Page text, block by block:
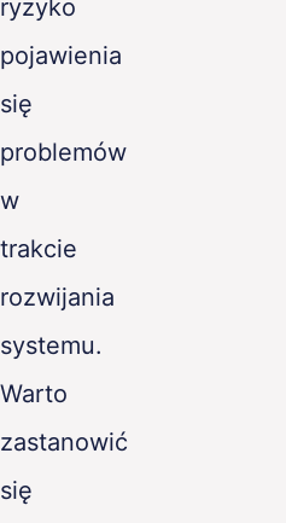
ryzyko
pojawienia
się
problemów
w
trakcie
rozwijania
systemu.
Warto
zastanowić
się